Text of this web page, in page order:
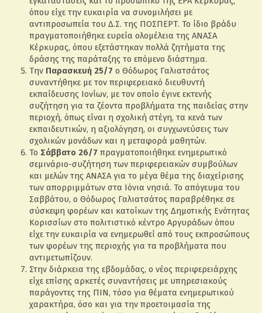
όπου είχε την ευκαιρία να συνομιλήσει με
αντιπροσωπεία του Δ.Σ. της ΠΟΣΠΕΡΤ. Το ίδιο βράδυ
πραγματοποιήθηκε ευρεία ολομέλεια της ΑΝΑΣΑ
Κέρκυρας, όπου εξετάστηκαν πολλά ζητήματα της
δράσης της παράταξης το επόμενο διάστημα.
Την Παρασκευή 25/7 ο Θόδωρος Γαλιατσάτος
συναντήθηκε με τον περιφερειακό διευθυντή
εκπαίδευσης Ιονίων, με τον οποίο έγινε εκτενής
συζήτηση για τα ζέοντα προβλήματα της παιδείας στην
περιοχή, όπως είναι η σχολική στέγη, τα κενά των
εκπαιδευτικών, η αξιολόγηση, οι συγχωνεύσεις των
σχολικών μονάδων και η μεταφορά μαθητών.
Το Σάββατο 26/7 πραγματοποιήθηκε ενημερωτικό
σεμινάριο-συζήτηση των περιφερειακών συμβούλων
και μελών της ΑΝΑΣΑ για το μέγα θέμα της διαχείρισης
των απορριμμάτων στα Ιόνια νησιά. Το απόγευμα του
Σαββάτου, ο Θόδωρος Γαλιατσάτος παραβρέθηκε σε
σύσκεψη φορέων και κατοίκων της Δημοτικής Ενότητας
Κορισσίων στο πολιτιστικό κέντρο Αργυράδων όπου
είχε την ευκαιρία να ενημερωθεί από τους εκπροσώπους
των φορέων της περιοχής για τα προβλήματα που
αντιμετωπίζουν.
Στην διάρκεια της εβδομάδας, ο νέος περιφερειάρχης
είχε επίσης αρκετές συναντήσεις με υπηρεσιακούς
παράγοντες της ΠΙΝ, τόσο για θέματα ενημερωτικού
χαρακτήρα, όσο και για την προετοιμασία της